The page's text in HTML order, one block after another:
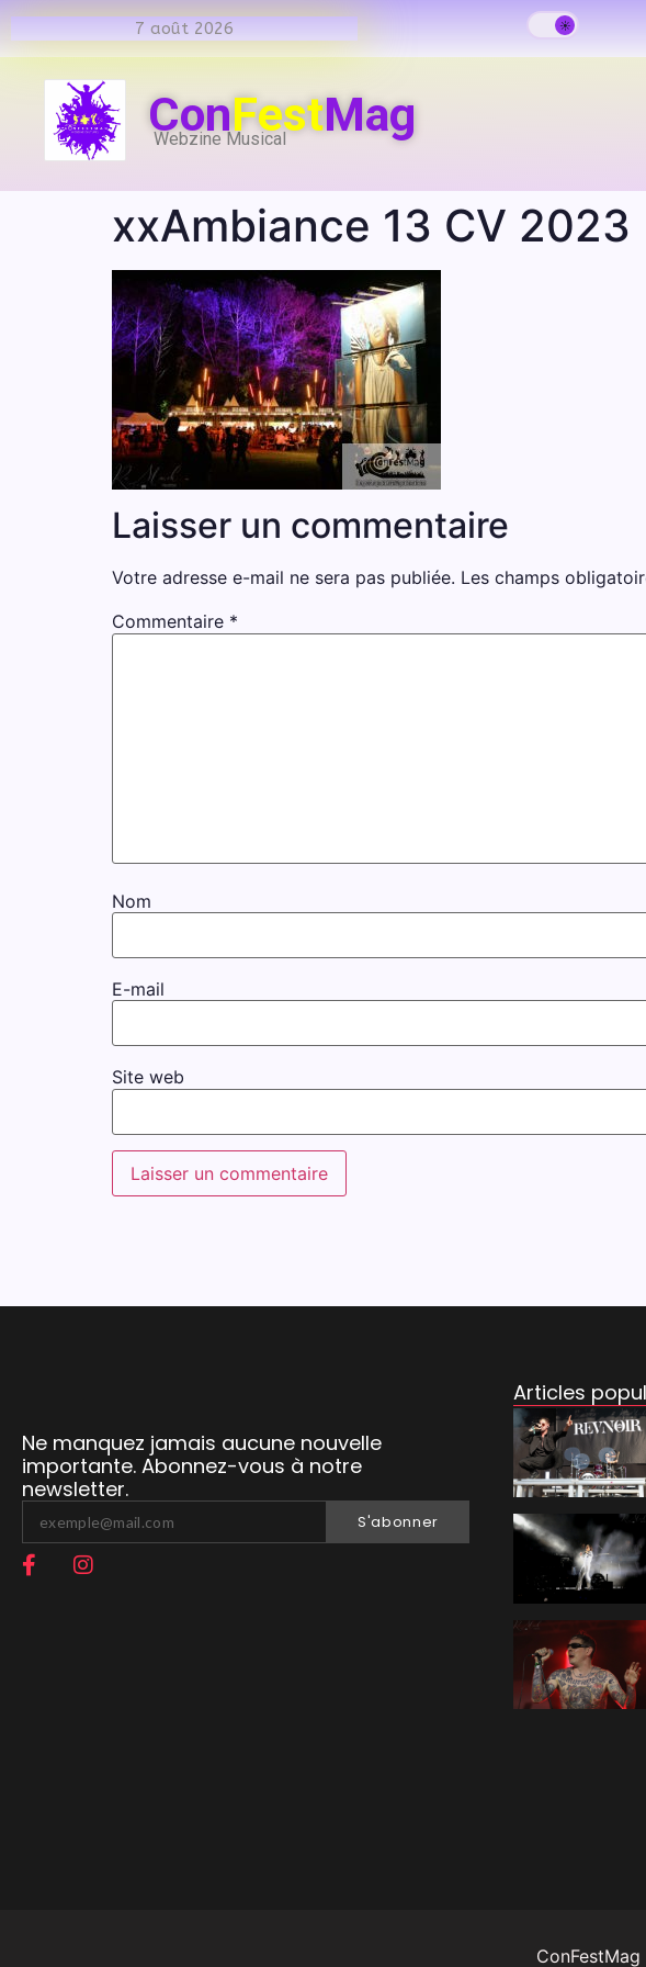
7 août 2026
ConFestMag
Webzine Musical
xxAmbiance 13 CV 2023
Laisser un commentaire
Votre adresse e-mail ne sera pas publiée. Les champs
Commentaire *
Nom
E-mail
Site web
Ne manquez jamais aucune nouvelle
importante. Abonnez-vous à notre
newsletter.
S'abonner
Articles